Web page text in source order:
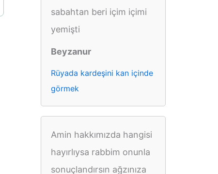
sabahtan beri içim içimi
yemişti
Beyzanur
Rüyada kardeşini kan içinde
görmek
Amin hakkımızda hangisi
hayırlıysa rabbim onunla
sonuçlandırsın ağzınıza